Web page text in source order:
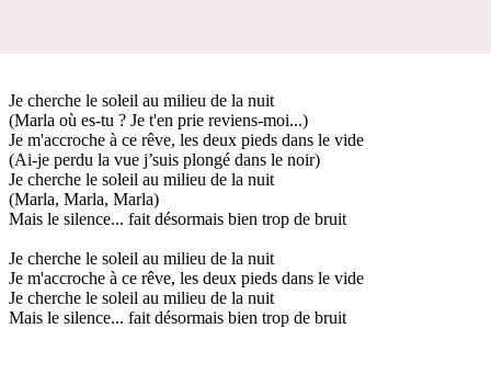
Je cherche le soleil au milieu de la nuit
(Marla où es-tu ? Je t'en prie reviens-moi...)
Je m'accroche à ce rêve, les deux pieds dans le vide
(Ai-je perdu la vue j’suis plongé dans le noir)
Je cherche le soleil au milieu de la nuit
(Marla, Marla, Marla)
Mais le silence... fait désormais bien trop de bruit
Je cherche le soleil au milieu de la nuit
Je m'accroche à ce rêve, les deux pieds dans le vide
Je cherche le soleil au milieu de la nuit
Mais le silence... fait désormais bien trop de bruit